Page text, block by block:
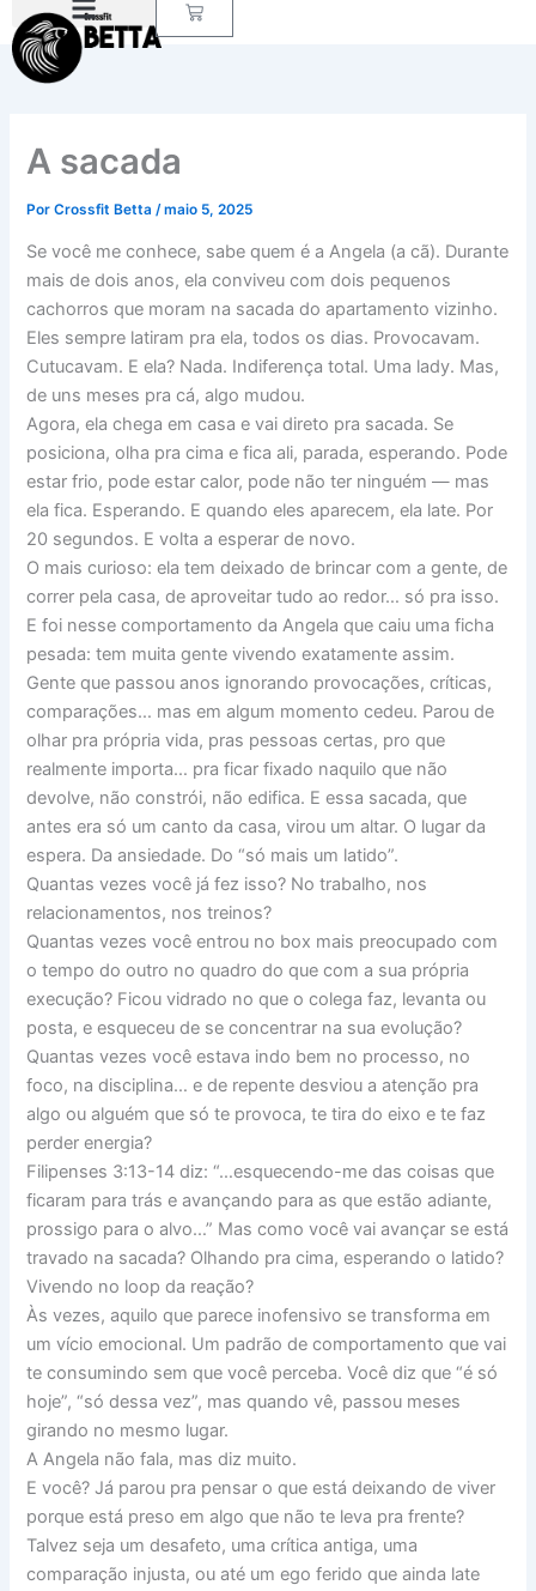
para
Carrinho
A sacada
PorCrossfit Betta/maio 5, 2025
Se você me conhece, sabe quem é a Angela (a cã). Durante
mais de dois anos, ela conviveu com dois pequenos
cachorros que moram na sacada do apartamento vizinho.
Eles sempre latiram pra ela, todos os dias. Provocavam.
Cutucavam. E ela? Nada. Indiferença total. Uma lady. Mas,
de uns meses pra cá, algo mudou.
Agora, ela chega em casa e vai direto pra sacada. Se
posiciona, olha pra cima e fica ali, parada, esperando. Pode
estar frio, pode estar calor, pode não ter ninguém — mas
ela fica. Esperando. E quando eles aparecem, ela late. Por
20 segundos. E volta a esperar de novo.
O mais curioso: ela tem deixado de brincar com a gente, de
correr pela casa, de aproveitar tudo ao redor… só pra isso.
E foi nesse comportamento da Angela que caiu uma ficha
pesada: tem muita gente vivendo exatamente assim.
Gente que passou anos ignorando provocações, críticas,
comparações… mas em algum momento cedeu. Parou de
olhar pra própria vida, pras pessoas certas, pro que
realmente importa… pra ficar fixado naquilo que não
devolve, não constrói, não edifica. E essa sacada, que
antes era só um canto da casa, virou um altar. O lugar da
espera. Da ansiedade. Do “só mais um latido”.
Quantas vezes você já fez isso? No trabalho, nos
relacionamentos, nos treinos?
Quantas vezes você entrou no box mais preocupado com
o tempo do outro no quadro do que com a sua própria
execução? Ficou vidrado no que o colega faz, levanta ou
posta, e esqueceu de se concentrar na sua evolução?
Quantas vezes você estava indo bem no processo, no
foco, na disciplina… e de repente desviou a atenção pra
algo ou alguém que só te provoca, te tira do eixo e te faz
perder energia?
Filipenses 3:13-14 diz: “…esquecendo-me das coisas que
ficaram para trás e avançando para as que estão adiante,
prossigo para o alvo…” Mas como você vai avançar se está
travado na sacada? Olhando pra cima, esperando o latido?
Vivendo no loop da reação?
Às vezes, aquilo que parece inofensivo se transforma em
um vício emocional. Um padrão de comportamento que vai
te consumindo sem que você perceba. Você diz que “é só
hoje”, “só dessa vez”, mas quando vê, passou meses
girando no mesmo lugar.
A Angela não fala, mas diz muito.
E você? Já parou pra pensar o que está deixando de viver
porque está preso em algo que não te leva pra frente?
Talvez seja um desafeto, uma crítica antiga, uma
comparação injusta, ou até um ego ferido que ainda late